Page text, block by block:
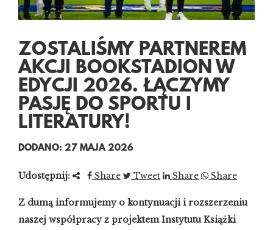
ZOSTALIŚMY PARTNEREM
AKCJI BOOKSTADION W
EDYCJI 2026. ŁĄCZYMY
PASJĘ DO SPORTU I
LITERATURY!
DODANO: 27 MAJA 2026
Udostępnij: Share Tweet Share Share
Z dumą informujemy o kontynuacji i rozszerzeniu
naszej współpracy z projektem Instytutu Książki